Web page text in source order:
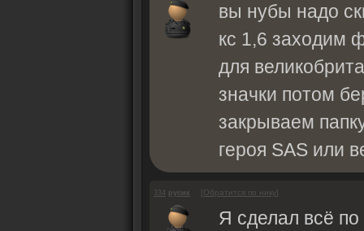
вы нубы надо
кс 1,6 заходим
для
значки потом
закрываем
героя SAS или
русик [Обратится по нику]
Я сделал всё